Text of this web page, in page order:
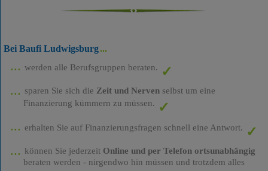
Bei Baufi Ludwigsburg
werden alle Berufsgruppen beraten.
sparen Sie sich die Zeit und Nervenselbst um eine
Finanzierung kümmern zu müssen.
erhalten Sie auf Finanzierungsfragen schnell eine Antwort.
können Sie jederzeit Online und per Telefon ortsunabhängig
beraten werden - nirgendwo hin müssen und trotzdem alles